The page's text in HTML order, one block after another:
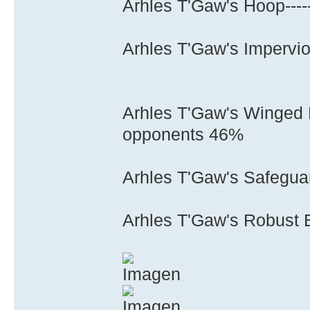
Arhles T'Gaw's
Arhles T'Gaw's
Arhles T'Gaw's Winged
opponents 46%
Arhles T'Gaw's
Arhles T'Gaw's Robust